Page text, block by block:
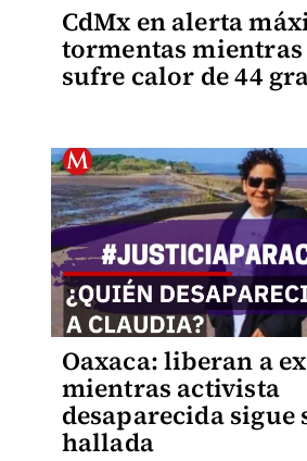
CdMx en alerta
tormentas
sufre calor de 44
Oaxaca: liberan a
mientras activista
desaparecida sigue
hallada